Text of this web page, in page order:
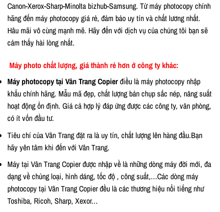
Canon-Xerox-Sharp-Minolta bizhub-Samsung. Từ máy photocopy chính
hãng đến máy photocopy giá rẻ, đảm bảo uy tín và chất lương nhất.
Hâu mãi vô cùng mạnh mẽ. Hãy đến với dịch vụ của chúng tôi bạn sẽ
cảm thấy hài lòng nhất.
Máy photo chất lượng, giá thành rẻ hơn ở công ty khác:
Máy photocopy tại Vân Trang Copierđiều là máy photocopy nhập
khẩu chính hãng. Mẫu mã đẹp, chất lượng bản chụp sắc nép, năng suất
hoạt động ổn định. Giá cả hợp lý đáp ứng được các công ty, văn phòng,
có ít vốn đầu tư.
Tiêu chí của Vân Trang đặt ra là uy tín, chất lượng lên hàng đầu.Bạn
hãy yên tâm khi đến với Vân Trang.
Máy tại Vân Trang Copier được nhập về là những dòng máy đời mới, đa
dạng về chủng loại, hình dáng, tốc độ , công suất,…Các dòng máy
photocopy tại Vân Trang Copier đều là các thương hiệu nổi tiếng như
Toshiba, Ricoh, Sharp, Xexor…